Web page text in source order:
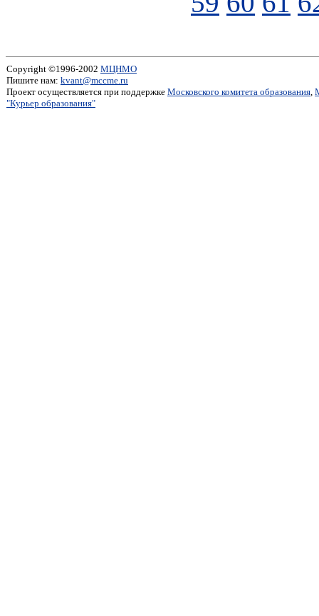
Copyright ©1996-2002 МЦНМО
Пишите нам: kvant@mccme.ru
Проект осуществляется при поддержке Московского комитета образования,
"Курьер образования"